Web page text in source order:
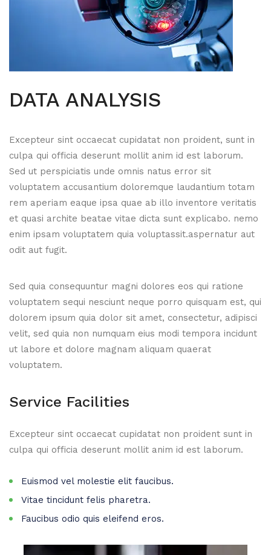
DATA ANALYSIS
Excepteur sint occaecat cupidatat non proident, sunt in
culpa qui officia deserunt mollit anim id est laborum.
Sed ut perspiciatis unde omnis natus error sit
voluptatem accusantium doloremque laudantium totam
rem aperiam eaque ipsa quae ab illo inventore veritatis
et quasi archite beatae vitae dicta sunt explicabo. nemo
enim ipsam voluptatem quia voluptassit.aspernatur aut
odit aut fugit.
Sed quia consequuntur magni dolores eos qui ratione
voluptatem sequi nesciunt neque porro quisquam est, qui
dolorem ipsum quia dolor sit amet, consectetur, adipisci
velit, sed quia non numquam eius modi tempora incidunt
ut labore et dolore magnam aliquam quaerat
voluptatem.
Service Facilities
Excepteur sint occaecat cupidatat non proident sunt in
culpa qui officia deserunt mollit anim id est laborum.
Euismod vel molestie elit faucibus.
Vitae tincidunt felis pharetra.
Faucibus odio quis eleifend eros.